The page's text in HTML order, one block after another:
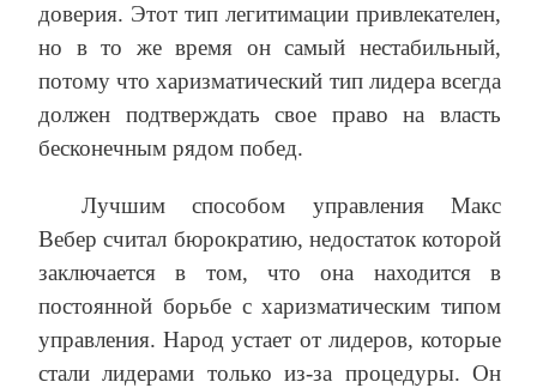
доверия. Этот тип легитимации привлекателен,
но в то же время он самый нестабильный,
потому что харизматический тип лидера всегда
должен подтверждать свое право на власть
бесконечным рядом побед.
Лучшим способом управления Макс
Вебер считал бюрократию, недостаток которой
заключается в том, что она находится в
постоянной борьбе с харизматическим типом
управления. Народ устает от лидеров, которые
стали лидерами только из-за процедуры. Он